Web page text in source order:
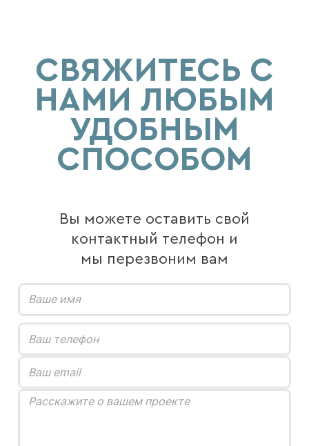
СВЯЖИТЕСЬ С
НАМИ ЛЮБЫМ
УДОБНЫМ
СПОСОБОМ
Вы можете оставить свой
контактный телефон и
мы перезвоним вам